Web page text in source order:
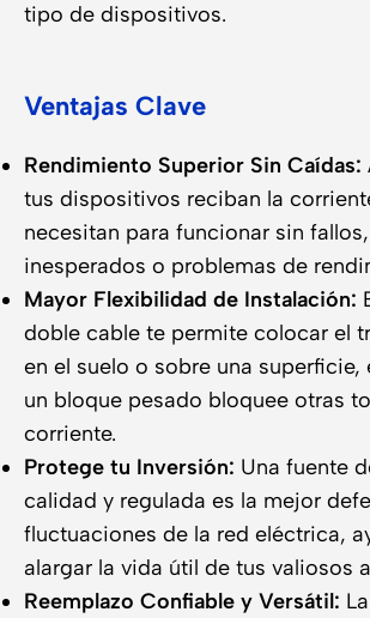
tipo de dispositivos.
Ventajas Clave
Rendimiento Superior Sin Caídas:
tus dispositivos reciban la
necesitan para funcionar sin
inesperados o problemas de
Mayor Flexibilidad de Instalación:
doble cable te permite colocar el
en el suelo o sobre una superficie,
un bloque pesado bloquee otras
corriente.
Protege tu Inversión: Una fuente
calidad y regulada es la mejor
fluctuaciones de la red eléctrica,
alargar la vida útil de tus valiosos
Reemplazo Confiable y Versátil: